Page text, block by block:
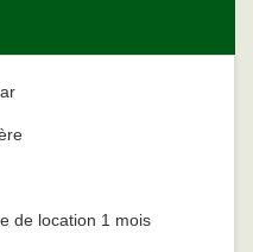
de location 1 mois